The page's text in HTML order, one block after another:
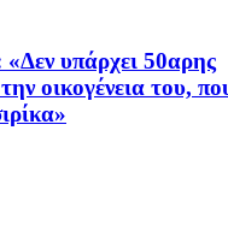
υπάρχει 50αρης
οικογένεια του,